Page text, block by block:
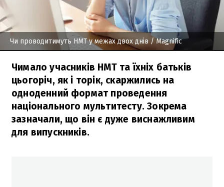
Чи проводитимуть НМТ у межах двох днів/ Magnific
Чимало учасників НМТ та їхніх батьків
цьогоріч, як і торік, скаржились на
одноденний формат проведення
національного мультитесту. Зокрема
зазначали, що він є дуже виснажливим
для випускників.